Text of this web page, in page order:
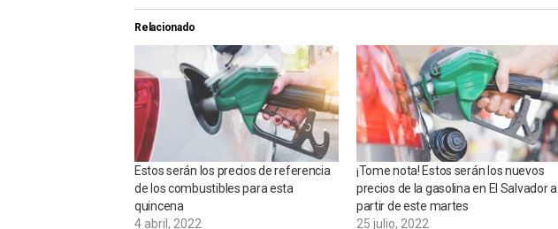
Relacionado
Estos serán los precios de referencia
de los combustibles para esta
quincena
4 abril, 2022
¡Tome nota! Estos serán los nuevos
precios de la gasolina en El Salvador a
partir de este martes
25 julio, 2022